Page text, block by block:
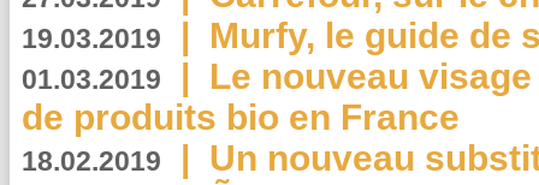
19.03.2019 | Murfy, le guide de
01.03.2019 | Le nouveau
de produits bio en France
18.02.2019 | Un nouveau